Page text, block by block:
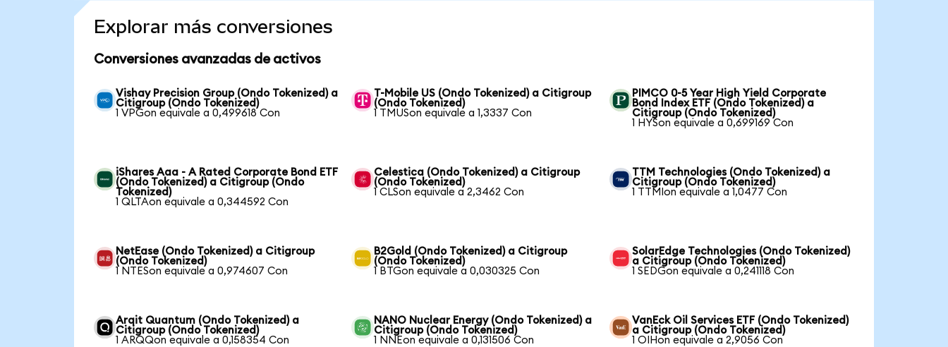
Explorar más conversiones
Conversiones avanzadas de activos
Vishay Precision Group (Ondo Tokenized) a
Citigroup (Ondo Tokenized)
1 VPGon equivale a 0,499618 Con
T-Mobile US (Ondo Tokenized) a Citigroup
(Ondo Tokenized)
1 TMUSon equivale a 1,3337 Con
PIMCO 0-5 Year High Yield Corporate
Bond Index ETF (Ondo Tokenized) a
Citigroup (Ondo Tokenized)
1 HYSon equivale a 0,699169 Con
iShares Aaa - A Rated Corporate Bond ETF
(Ondo Tokenized) a Citigroup (Ondo
Tokenized)
1 QLTAon equivale a 0,344592 Con
Celestica (Ondo Tokenized) a Citigroup
(Ondo Tokenized)
1 CLSon equivale a 2,3462 Con
TTM Technologies (Ondo Tokenized) a
Citigroup (Ondo Tokenized)
1 TTMIon equivale a 1,0477 Con
NetEase (Ondo Tokenized) a Citigroup
(Ondo Tokenized)
1 NTESon equivale a 0,974607 Con
B2Gold (Ondo Tokenized) a Citigroup
(Ondo Tokenized)
1 BTGon equivale a 0,030325 Con
SolarEdge Technologies (Ondo Tokenized)
a Citigroup (Ondo Tokenized)
1 SEDGon equivale a 0,241118 Con
Arqit Quantum (Ondo Tokenized) a
Citigroup (Ondo Tokenized)
1 ARQQon equivale a 0,158354 Con
NANO Nuclear Energy (Ondo Tokenized) a
Citigroup (Ondo Tokenized)
1 NNEon equivale a 0,131506 Con
VanEck Oil Services ETF (Ondo Tokenized)
a Citigroup (Ondo Tokenized)
1 OIHon equivale a 2,9056 Con